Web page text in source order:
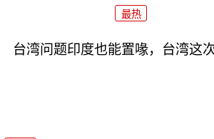
最热
台湾问题印度也能置喙，台湾这